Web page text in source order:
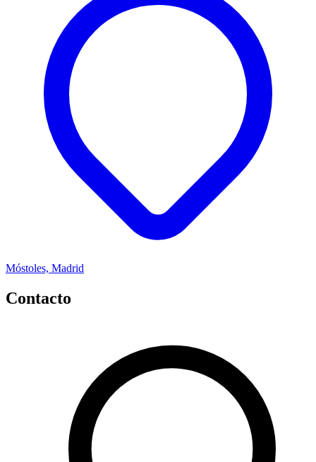
Móstoles, Madrid
Contacto